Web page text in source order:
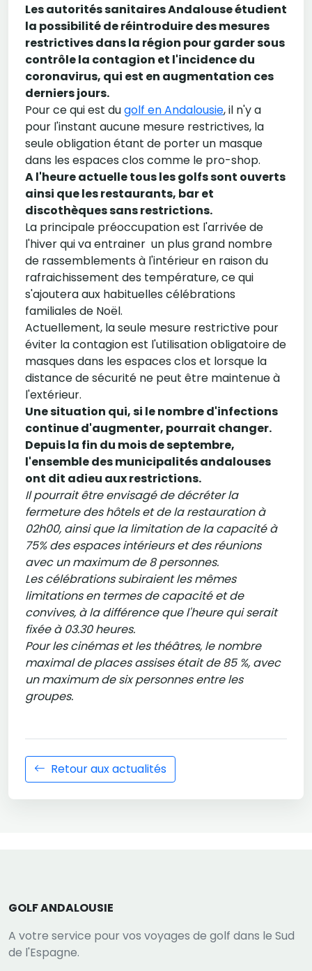
Les autorités sanitaires Andalouse étudient
la possibilité de réintroduire des mesures
restrictives dans la région pour garder sous
contrôle la contagion et l'incidence du
coronavirus, qui est en augmentation ces
derniers jours.
Pour ce qui est dugolf en Andalousie, il n'y a
pour l'instant aucune mesure restrictives, la
seule obligation étant de porter un masque
dans les espaces clos comme le pro-shop.
A l'heure actuelle tous les golfs sont ouverts
ainsi que les restaurants, bar et
discothèques sans restrictions.
La principale préoccupation est l'arrivée de
l'hiver qui va entrainer un plus grand nombre
de rassemblements à l'intérieur en raison du
rafraichissement des température, ce qui
s'ajoutera aux habituelles célébrations
familiales de Noël.
Actuellement, la seule mesure restrictive pour
éviter la contagion est l'utilisation obligatoire de
masques dans les espaces clos et lorsque la
distance de sécurité ne peut être maintenue à
l'extérieur.
Une situation qui, si le nombre d'infections
continue d'augmenter, pourrait changer.
Depuis la fin du mois de septembre,
l'ensemble des municipalités andalouses
ont dit adieu aux restrictions.
Il pourrait être envisagé de décréter la
fermeture des hôtels et de la restauration à
02h00, ainsi que la limitation de la capacité à
75% des espaces intérieurs et des réunions
avec un maximum de 8 personnes.
Les célébrations subiraient les mêmes
limitations en termes de capacité et de
convives, à la différence que l'heure qui serait
fixée à 03.30 heures.
Pour les cinémas et les théâtres, le nombre
maximal de places assises était de 85 %, avec
un maximum de six personnes entre les
groupes.
Retour aux actualités
GOLF ANDALOUSIE
A votre service pour vos voyages de golf dans le Sud
de l'Espagne.